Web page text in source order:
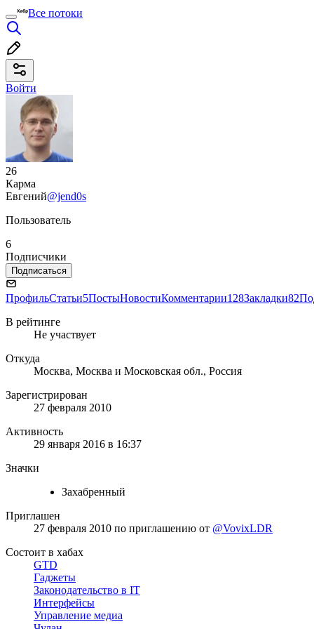
Все потоки
Войти
26
Карма
Евгений@jend0s
Пользователь
6
Подписчики
Подписаться
ПрофильСтатьи5ПостыНовостиКомментарии128Закладки82
В рейтинге
Не участвует
Откуда
Москва, Москва и Московская обл., Россия
Зарегистрирован
27 февраля 2010
Активность
29 января 2016 в 16:37
Значки
Захабренный
Приглашен
27 февраля 2010 по приглашению от @VovixLDR
Состоит в хабах
GTD
Гаджеты
Законодательство в IT
Интерфейсы
Управление медиа